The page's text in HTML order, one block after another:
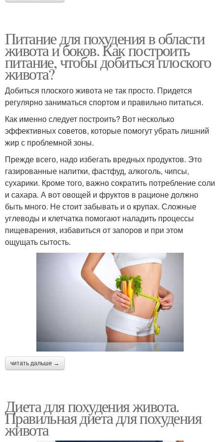
Питание для похудения в области
живота и боков. Как построить
питание, чтобы добиться плоского
живота?
Добиться плоского живота не так просто. Придется
регулярно заниматься спортом и правильно питаться.
Как именно следует построить? Вот несколько
эффективных советов, которые помогут убрать лишний
жир с проблемной зоны.
Прежде всего, надо избегать вредных продуктов. Это
газированные напитки, фастфуд, алкоголь, чипсы,
сухарики. Кроме того, важно сократить потребление соли
и сахара. А вот овощей и фруктов в рационе должно
быть много. Не стоит забывать и о крупах. Сложные
углеводы и клетчатка помогают наладить процессы
пищеварения, избавиться от запоров и при этом
ощущать сытость.
читать дальше →
Диета для похудения живота.
Правильная диета для похудения
живота